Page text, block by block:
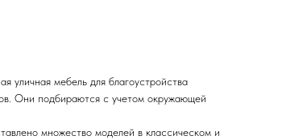
уличная мебель для благоустройства
Они подбираются с учетом окружающей
множество моделей в классическом и